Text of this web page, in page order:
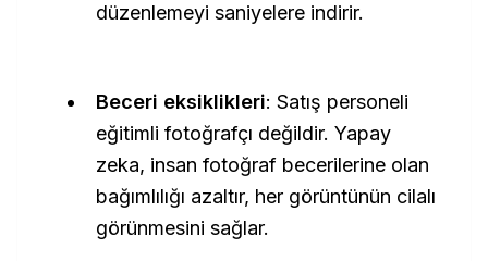
düzenlemeyi saniyelere indirir.
Beceri eksiklikleri: Satış personeli
eğitimli fotoğrafçı değildir. Yapay
zeka, insan fotoğraf becerilerine olan
bağımlılığı azaltır, her görüntünün cilalı
görünmesini sağlar.